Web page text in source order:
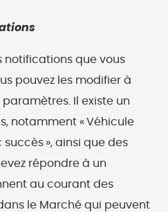
notifications que vous
pouvez les modifier à
Il existe un
notamment « Véhicule
», ainsi que des
répondre à un
au courant des
le Marché qui peuvent